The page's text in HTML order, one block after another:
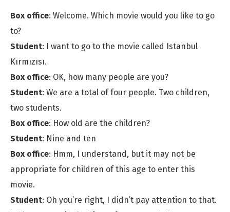
Box office: Welcome. Which movie would you like to go
to?
Student: I want to go to the movie called Istanbul
Kırmızısı.
Box office: OK, how many people are you?
Student: We are a total of four people. Two children,
two students.
Box office: How old are the children?
Student: Nine and ten
Box office: Hmm, I understand, but it may not be
appropriate for children of this age to enter this
movie.
Student: Oh you’re right, I didn’t pay attention to that.